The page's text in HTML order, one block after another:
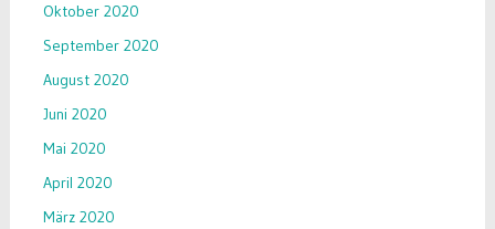
Oktober 2020
September 2020
August 2020
Juni 2020
Mai 2020
April 2020
März 2020